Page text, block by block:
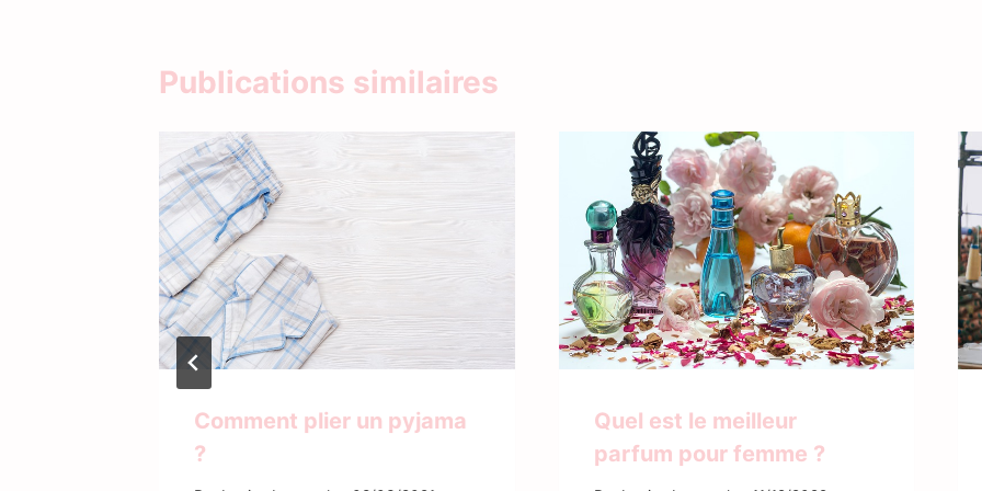
Publications similaires
Comment plier un pyjama
?
Quel est le meilleur
parfum pour femme ?